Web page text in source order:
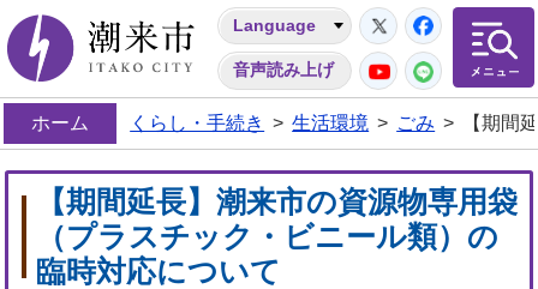
潮来市
Language
音声読み上げ
Twitter
YouTube
LINE
ホーム くらし・手続き > 生活環境 > ごみ > 【期間
【期間延長】潮来市の資源物専用袋
（プラスチック・ビニール類）の
臨時対応について